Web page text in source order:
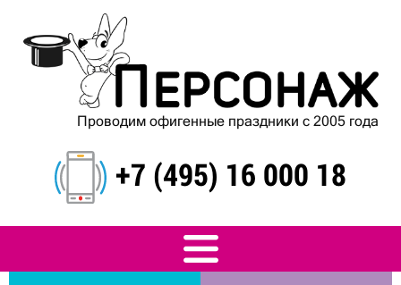
Проводим офигенные праздники с 2005 года
+7 (495) 16 000 18